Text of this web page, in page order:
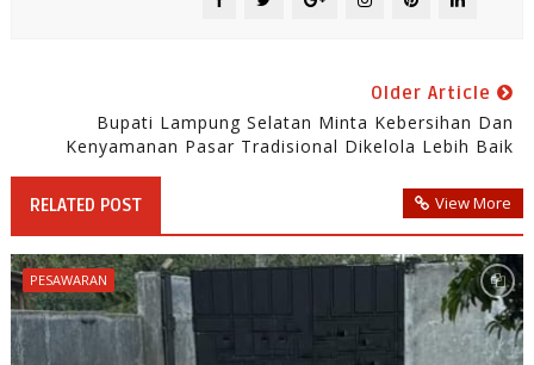
Older Article
Bupati Lampung Selatan Minta Kebersihan Dan
Kenyamanan Pasar Tradisional Dikelola Lebih Baik
RELATED POST View More
PESAWARAN